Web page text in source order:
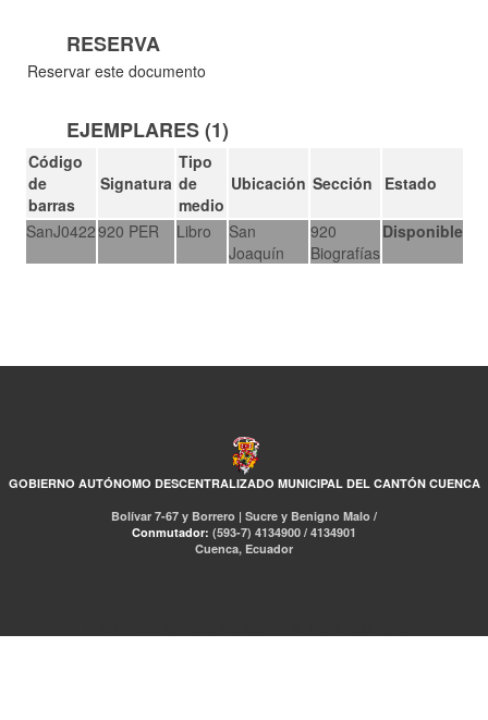
RESERVA
Reservar este documento
EJEMPLARES (1)
Código
de
barras
Signatura
Tipo
de
medio
Ubicación Sección Estado
SanJ0422920 PER Libro
San
Joaquín
920
Biografías
Disponible
GOBIERNO AUTÓNOMO DESCENTRALIZADO MUNICIPAL DEL CANTÓN CUENCA
Bolívar 7-67 y Borrero | Sucre y Benigno Malo /
Conmutador: (593-7) 4134900 / 4134901
Cuenca, Ecuador